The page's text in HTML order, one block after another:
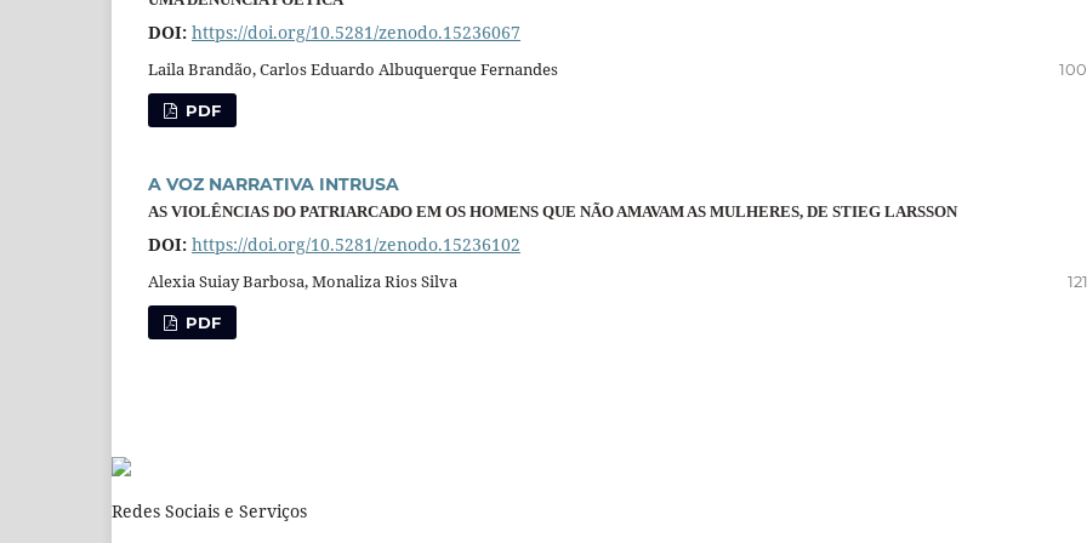
DOI: https://doi.org/10.5281/zenodo.15236067
Laila Brandão, Carlos Eduardo Albuquerque Fernandes
PDF
A VOZ NARRATIVA INTRUSA
AS VIOLÊNCIAS DO PATRIARCADO EM OS HOMENS QUE NÃO AMAVAM AS MULHERES, DE STIEG LARSSON
DOI: https://doi.org/10.5281/zenodo.15236102
Alexia Suiay Barbosa, Monaliza Rios Silva
PDF
Redes Sociais e Serviços